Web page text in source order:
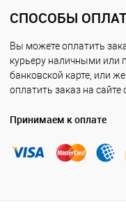
СПОСОБЫ
Вы можете оплатить
курьеру наличными или
банковской карте, или же
оплатить заказ на сайте
Принимаем к оплате